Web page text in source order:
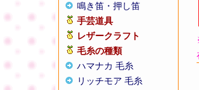
鳴き笛・押し笛
手芸道具
レザークラフト
毛糸の種類
ハマナカ 毛糸
リッチモア 毛糸